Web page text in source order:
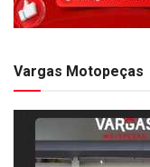
Vargas Motopeças